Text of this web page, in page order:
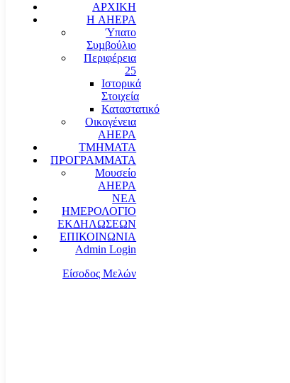
ΑΡΧΙΚΗ
Η AHEPA
Ύπατο
Συµβούλιο
Περιφέρεια
25
Ιστορικά
Στοιχεία
Καταστατικό
Οικογένεια
AHEPA
ΤΜΗΜΑΤΑ
ΠΡΟΓΡΑΜΜΑΤΑ
Μουσείο
AHEPA
ΝΕΑ
ΗΜΕΡΟΛΟΓΙΟ
ΕΚΔΗΛΩΣΕΩΝ
ΕΠΙΚΟΙΝΩΝΙΑ
Admin Login
Είσοδος Μελών